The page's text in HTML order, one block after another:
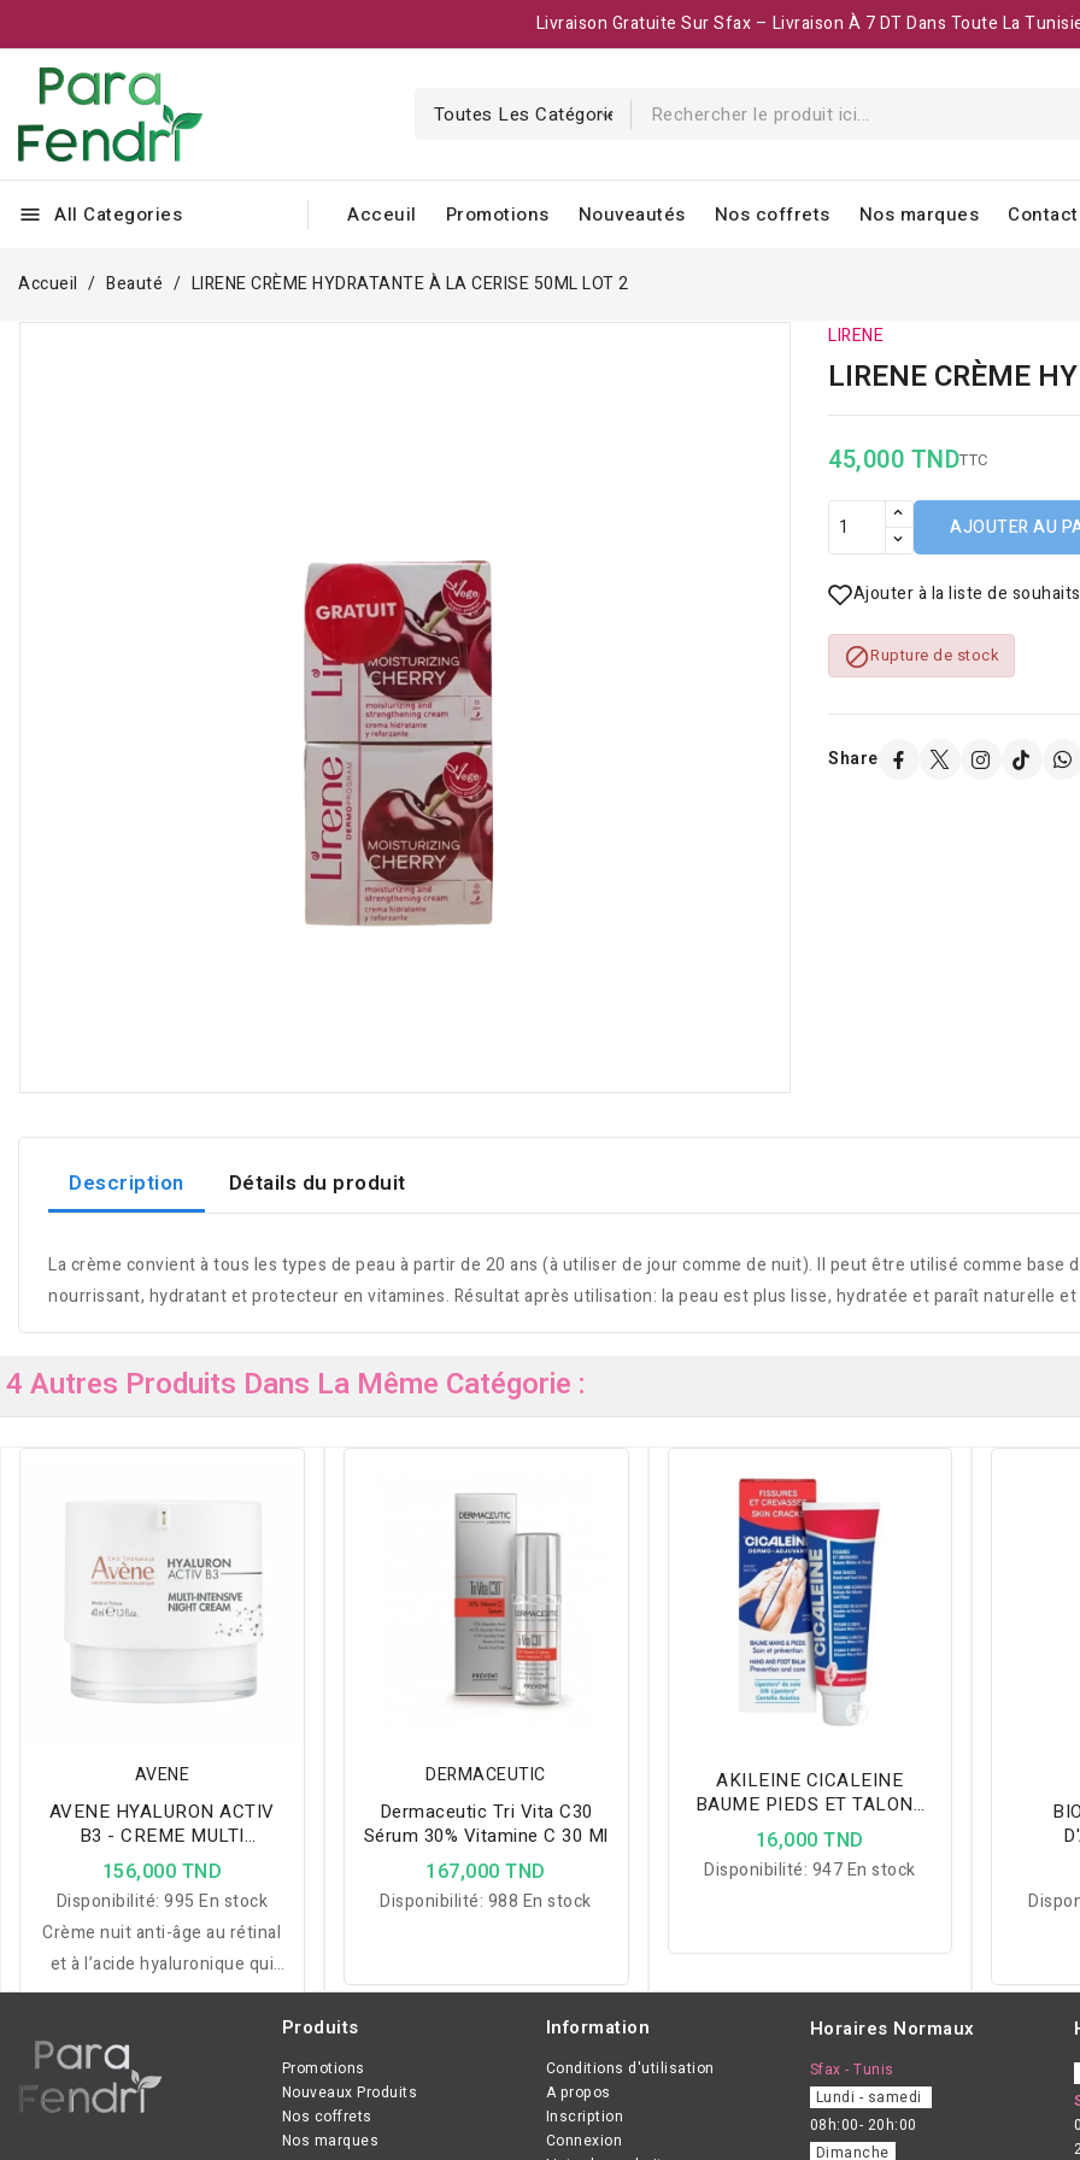
Livraison Gratuite Sur Sfax – Livraison À 7 DT Dans Toute La
menu All Categories Acceuil Promotions Nouveautés Nos coffrets Nos marques
Accueil Beauté LIRENE CRÈME HYDRATANTE À LA CERISE 50ML LOT 2
LIRENE
LIRENE CRÈME
45,000 TNDTTC
AJOUTER AU
Ajouter à la liste de souhaits
Rupture de stock
Share
Description Détails du produit
La crème convient à tous les types de peau à partir de 20 ans (à utiliser de jour comme de nuit). Il peut être utilisé comme
nourrissant, hydratant et protecteur en vitamines. Résultat après utilisation: la peau est plus lisse, hydratée et paraît naturelle
4 Autres Produits Dans La Même Catégorie :
AVENE
AVENE HYALURON ACTIV
B3 - CREME MULTI
INTENSIVE NUIT 40ML
156,000 TND
Disponibilité:995 En stock
Crème nuit anti-âge au rétinal
et à l’acide hyaluronique qui
lisse les rides, raffermit la
pendant le sommeil.
DERMACEUTIC
Dermaceutic Tri Vita C30
Sérum 30% Vitamine C 30 Ml
167,000 TND
Disponibilité: 988 En stock
AKILEINE CICALEINE
BAUME PIEDS ET TALONS
FISSURES ET CREVASSES
30ML
16,000 TND
Disponibilité: 947 En stock
Produits
Promotions
Nouveaux Produits
Nos coffrets
Nos marques
Information
Conditions d'utilisation
A propos
Inscription
Connexion
Horaires Normaux
Sfax - Tunis
Lundi - samedi
08h:00- 20h:00
Dimanche